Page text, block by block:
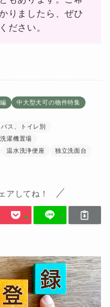
りましたら、ぜひ
ださい。
中大型犬可の物件特集
バス、トイレ別
濯機置場
温水洗浄便座
独立洗面台
アしてね！